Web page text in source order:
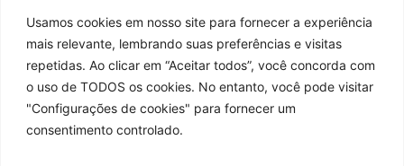
Usamos cookies em nosso site para fornecer a experiência
mais relevante, lembrando suas preferências e visitas
repetidas. Ao clicar em “Aceitar todos”, você concorda com
o uso de TODOS os cookies. No entanto, você pode visitar
"Configurações de cookies" para fornecer um
consentimento controlado.
Fale Conosco
ADMINISTRAÇÃO
Webmail